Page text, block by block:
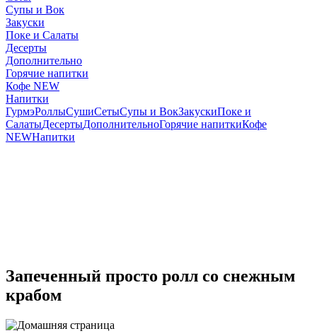
Супы и Вок
Закуски
Поке и Салаты
Десерты
Дополнительно
Горячие напитки
Кофе NEW
Напитки
ГурмэРоллыСушиСетыСупы и ВокЗакускиПоке и
СалатыДесертыДополнительноГорячие напиткиКофе
NEWНапитки
Запеченный просто ролл со снежным
крабом